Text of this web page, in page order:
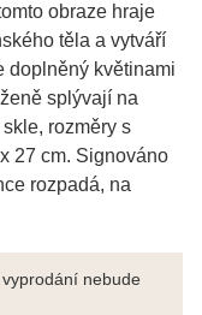
obraze hraje
těla a vytváří
doplněný květinami
splývají na
rozměry s
27 cm. Signováno
rozpadá, na
nebude